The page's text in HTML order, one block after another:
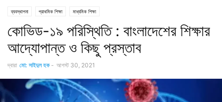
ব্যবস্থাপনা প্রাথমিক শিক্ষা মাধ্যমিক শিক্ষা
কোভিড-১৯ পরিস্থিতি : বাংলাদেশের শিক্ষার
আদ্যোপান্ত ও কিছু প্রস্তাব
দ্বারা মো: সাইদুল হক - আগস্ট 30, 2021